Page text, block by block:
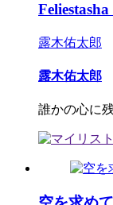
露木佑太郎
露木佑太郎
誰かの心に